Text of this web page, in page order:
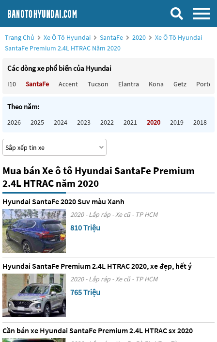
Trang Chủ Xe Ô Tô Hyundai SantaFe 2020
Xe Ô Tô Hyundai
SantaFe Premium 2.4L HTRAC Năm 2020
Các dòng xe phổ biến của Hyundai
I10 SantaFe Accent Tucson Elantra Kona Getz Porter
Theo năm:
2026 2025 2024 2023 2022 2021 2020 2019 2018
Mua bán Xe ô tô Hyundai SantaFe Premium
2.4L HTRAC năm 2020
Hyundai SantaFe 2020 Suv màu Xanh
2020 - Lắp ráp - Xe cũ - TP HCM
810 Triệu
Hyundai SantaFe Premium 2.4L HTRAC 2020, xe đẹp, hết ý
2020 - Lắp ráp - Xe cũ - TP HCM
765 Triệu
Cần bán xe Hyundai SantaFe Premium 2.4L HTRAC sx 2020